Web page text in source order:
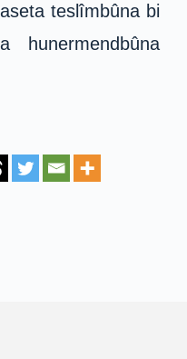
teslîmbûna bi